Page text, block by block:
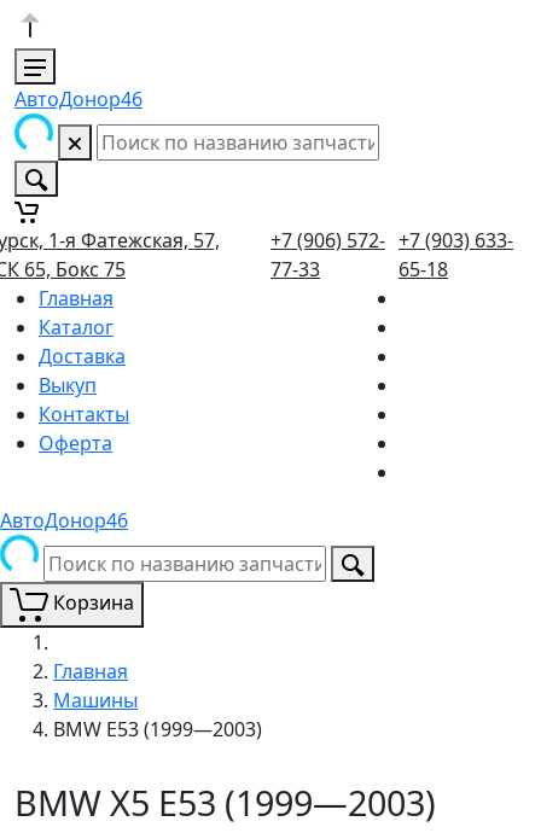
АвтоДонор46
1-я Фатежская, 57,
65, Бокс 75
+7 (906) 572-
77-33
+7 (903) 633-
65-18
Главная
Каталог
Доставка
Выкуп
Контакты
Оферта
АвтоДонор46
Корзина
Главная
Машины
BMW E53 (1999—2003)
BMW X5 E53 (1999—2003)